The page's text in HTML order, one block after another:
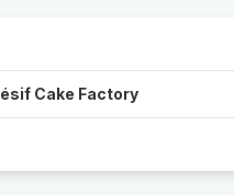
Cake Factory